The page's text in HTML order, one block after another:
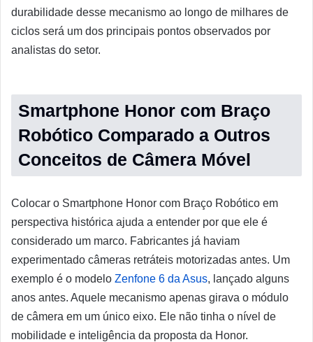
durabilidade desse mecanismo ao longo de milhares de
ciclos será um dos principais pontos observados por
analistas do setor.
Smartphone Honor com Braço
Robótico Comparado a Outros
Conceitos de Câmera Móvel
Colocar o Smartphone Honor com Braço Robótico em
perspectiva histórica ajuda a entender por que ele é
considerado um marco. Fabricantes já haviam
experimentado câmeras retráteis motorizadas antes. Um
exemplo é o modelo Zenfone 6 da Asus, lançado alguns
anos antes. Aquele mecanismo apenas girava o módulo
de câmera em um único eixo. Ele não tinha o nível de
mobilidade e inteligência da proposta da Honor.